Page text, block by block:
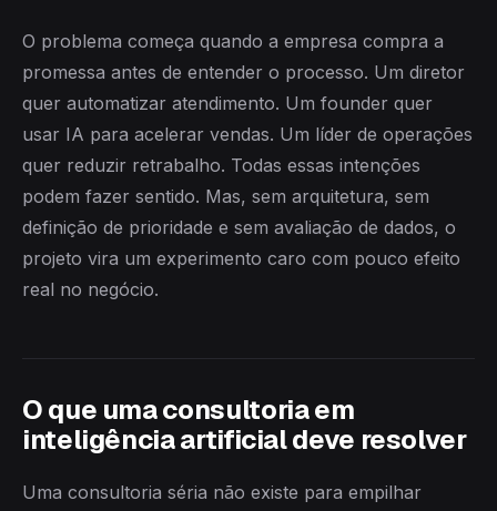
O problema começa quando a empresa compra a
promessa antes de entender o processo. Um diretor
quer automatizar atendimento. Um founder quer
usar IA para acelerar vendas. Um líder de operações
quer reduzir retrabalho. Todas essas intenções
podem fazer sentido. Mas, sem arquitetura, sem
definição de prioridade e sem avaliação de dados, o
projeto vira um experimento caro com pouco efeito
real no negócio.
O que uma consultoria em
inteligência artificial deve resolver
Uma consultoria séria não existe para empilhar